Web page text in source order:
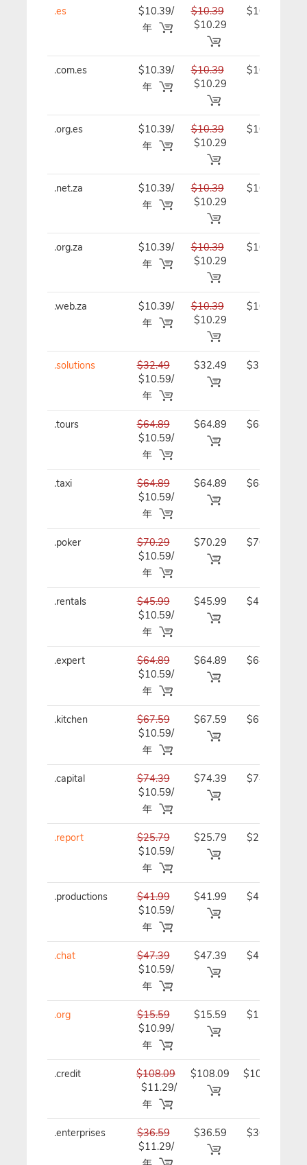
.es
$10.39/
年
$10.39
$10.29
$10.39/
.com.es
$10.39/
年
$10.39
$10.29
$10.39/
.org.es
$10.39/
年
$10.39
$10.29
$10.39/
.net.za
$10.39/
年
$10.39
$10.29
$10.39/
.org.za
$10.39/
年
$10.39
$10.29
$10.39/
.web.za
$10.39/
年
$10.39
$10.29
$10.39/
.solutions
$32.49
$10.59/
年
$32.49
$32.49/
.tours
$64.89
$10.59/
年
$64.89
$64.89/
.taxi
$64.89
$10.59/
年
$64.89
$64.89/
.poker
$70.29
$10.59/
年
$70.29
$70.29/
.rentals
$45.99
$10.59/
年
$45.99
$45.99/
.expert
$64.89
$10.59/
年
$64.89
$64.89/
.kitchen
$67.59
$10.59/
年
$67.59
$67.59/
.capital
$74.39
$10.59/
年
$74.39
$74.39/
.report
$25.79
$10.59/
年
$25.79
$25.79/
.productions
$41.99
$10.59/
年
$41.99
$41.99/
.chat
$47.39
$10.59/
年
$47.39
$47.39/
.org
$15.59
$10.99/
年
$15.59
$15.59/
.credit
$108.09
$11.29/
年
$108.09
$108.09/
.enterprises
$36.59
$11.29/
$36.59
$36.59/